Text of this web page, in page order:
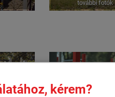
további fotók
kérem?